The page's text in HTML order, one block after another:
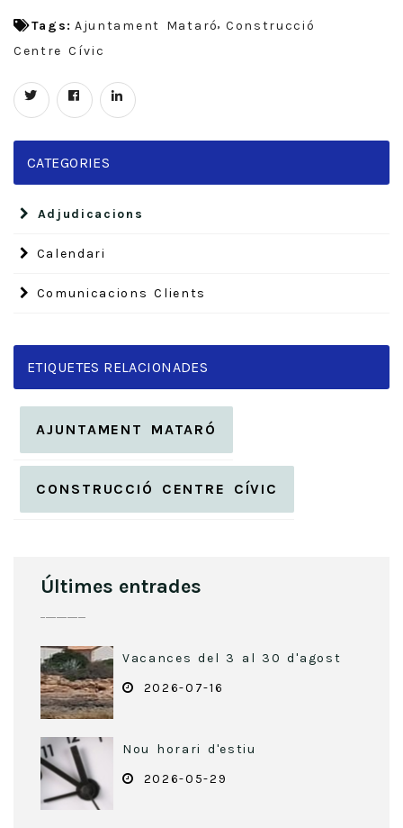
Tags: Ajuntament Mataró Construcció
Centre Cívic
CATEGORIES
Adjudicacions
Calendari
Comunicacions Clients
ETIQUETES RELACIONADES
AJUNTAMENT MATARÓ
CONSTRUCCIÓ CENTRE CÍVIC
Últimes entrades
Vacances del 3 al 30 d'agost
2026-07-16
Nou horari d'estiu
2026-05-29